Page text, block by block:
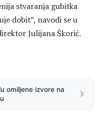
stvaranja gubitka
dobit”, navodi se u
Julijana Škorić.
omiljene izvore na